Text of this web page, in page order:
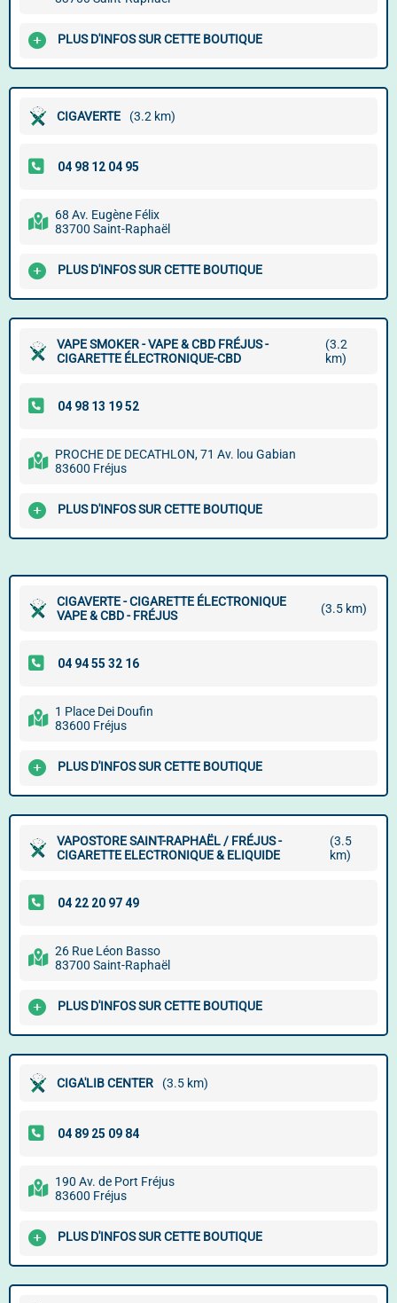
PLUS D'INFOS SUR CETTE BOUTIQUE
CIGAVERTE (3.2 km)
68 Av. Eugène Félix
83700 Saint-Raphaël
PLUS D'INFOS SUR CETTE BOUTIQUE
VAPE SMOKER - VAPE & CBD FRÉJUS -
CIGARETTE ÉLECTRONIQUE-CBD
(3.2
km)
PROCHE DE DECATHLON, 71 Av. lou Gabian
83600 Fréjus
PLUS D'INFOS SUR CETTE BOUTIQUE
CIGAVERTE - CIGARETTE ÉLECTRONIQUE
VAPE & CBD - FRÉJUS
(3.5 km)
1 Place Dei Doufin
83600 Fréjus
PLUS D'INFOS SUR CETTE BOUTIQUE
VAPOSTORE SAINT-RAPHAËL / FRÉJUS -
CIGARETTE ELECTRONIQUE & ELIQUIDE
(3.5
km)
26 Rue Léon Basso
83700 Saint-Raphaël
PLUS D'INFOS SUR CETTE BOUTIQUE
CIGA'LIB CENTER (3.5 km)
190 Av. de Port Fréjus
83600 Fréjus
PLUS D'INFOS SUR CETTE BOUTIQUE